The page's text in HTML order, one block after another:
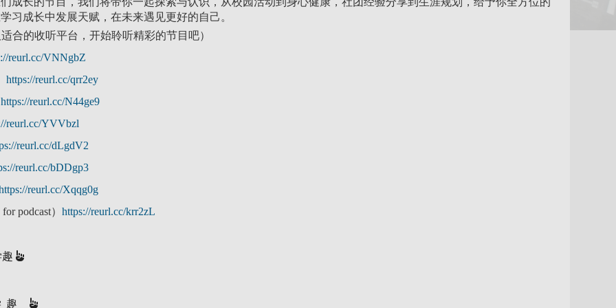
习成长中发展天赋，在未来遇见更好的自己。
合的收听平台，开始聆听精彩的节目吧）
reurl.cc/VNNgbZ
https://reurl.cc/qrr2ey
https://reurl.cc/N44ge9
reurl.cc/YVVbzl
reurl.cc/dLgdV2
reurl.cc/bDDgp3
reurl.cc/Xqqg0g
podcast）https://reurl.cc/krr2zL
趣
趣